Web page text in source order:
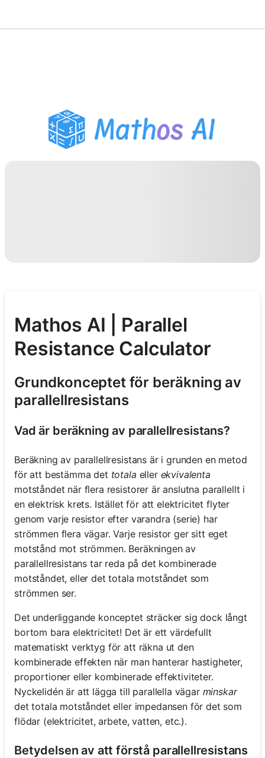
PDF Läxhjälp
Studieverktyg
Mathos AI | Parallel
Resistance Calculator
Grundkonceptet för beräkning av
parallellresistans
Vad är beräkning av parallellresistans?
Beräkning av parallellresistans är i grunden en metod
för att bestämma det totala eller ekvivalenta
motståndet när flera resistorer är anslutna parallellt i
en elektrisk krets. Istället för att elektricitet flyter
genom varje resistor efter varandra (serie) har
strömmen flera vägar. Varje resistor ger sitt eget
motstånd mot strömmen. Beräkningen av
parallellresistans tar reda på det kombinerade
motståndet, eller det totala motståndet som
strömmen ser.
Det underliggande konceptet sträcker sig dock långt
bortom bara elektricitet! Det är ett värdefullt
matematiskt verktyg för att räkna ut den
kombinerade effekten när man hanterar hastigheter,
proportioner eller kombinerade effektiviteter.
Nyckelidén är att lägga till parallella vägar minskar
det totala motståndet eller impedansen för det som
flödar (elektricitet, arbete, vatten, etc.).
Betydelsen av att förstå parallellresistans